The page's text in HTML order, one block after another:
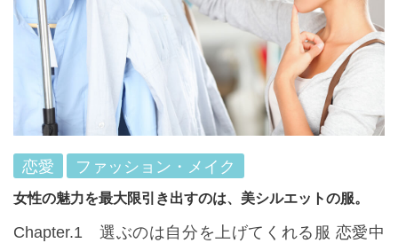
恋愛 ファッション・メイク
女性の魅力を最大限引き出すのは、美シルエットの服。
Chapter.1 選ぶのは自分を上げてくれる服 恋愛中